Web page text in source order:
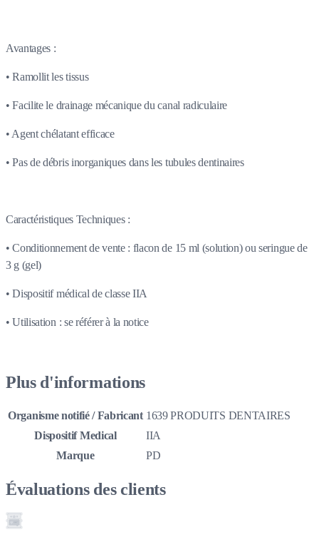
Avantages :
• Ramollit les tissus
• Facilite le drainage mécanique du canal radiculaire
• Agent chélatant efficace
• Pas de débris inorganiques dans les tubules dentinaires
Caractéristiques Techniques :
• Conditionnement de vente : flacon de 15 ml (solution) ou seringue de
3 g (gel)
• Dispositif médical de classe IIA
• Utilisation : se référer à la notice
Plus d'informations
Organisme notifié / Fabricant 1639 PRODUITS DENTAIRES
Dispositif Medical
IIA
Marque
PD
Évaluations des clients